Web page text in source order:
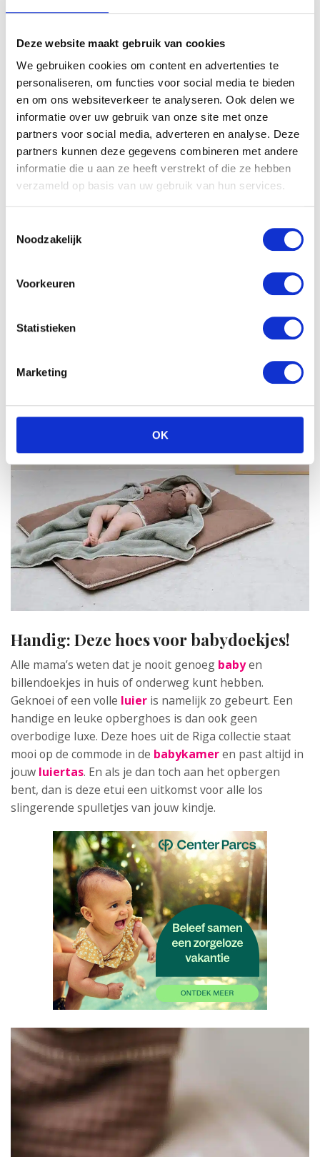
Deze website maakt gebruik van cookies
We gebruiken cookies om content en advertenties te
personaliseren, om functies voor social media te bieden
en om ons websiteverkeer te analyseren. Ook delen we
informatie over uw gebruik van onze site met onze
partners voor social media, adverteren en analyse. Deze
partners kunnen deze gegevens combineren met andere
informatie die u aan ze heeft verstrekt of die ze hebben
verzameld op basis van uw gebruik van hun services.
Noodzakelijk
Voorkeuren
Statistieken
Marketing
OK
Handig: Deze hoes voor babydoekjes!
Alle mama’s weten dat je nooit genoeg babyen
billendoekjes in huis of onderweg kunt hebben.
Geknoei of een volle luier is namelijk zo gebeurt. Een
handige en leuke opberghoes is dan ook geen
overbodige luxe. Deze hoes uit de Riga collectie staat
mooi op de commode in de babykameren past altijd in
jouw luiertas. En als je dan toch aan het opbergen
bent, dan is deze etui een uitkomst voor alle los
slingerende spulletjes van jouw kindje.